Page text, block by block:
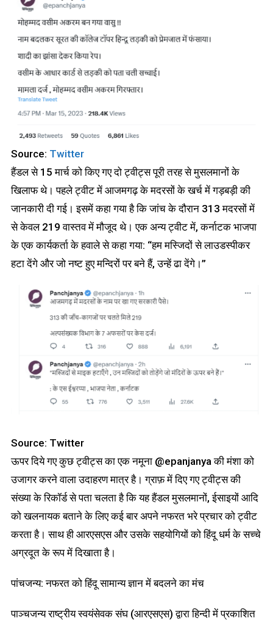
Source: Twitter
हैंडल से 15 मार्च को किए गए दो ट्वीट्स पूरी तरह से मुसलमानों के
खिलाफ थे। पहले ट्वीट में आजमगढ़ के मदरसों के खर्च में गड़बड़ी की
जानकारी दी गई। इसमें कहा गया है कि जांच के दौरान 313 मदरसों में
से केवल 219 वास्तव में मौजूद थे। एक अन्य ट्वीट में, कर्नाटक भाजपा
के एक कार्यकर्ता के हवाले से कहा गया: “हम मस्जिदों से लाउडस्पीकर
हटा देंगे और जो नष्ट हुए मन्दिरों पर बने हैं, उन्हें ढा देंगे।”
Source: Twitter
ऊपर दिये गए कुछ ट्वीट्स का एक नमूना @epanjanya की मंशा को
उजागर करने वाला उदाहरण मात्र है। ग्राफ़ में दिए गए ट्वीट्स की
संख्या के रिकॉर्ड से पता चलता है कि यह हैंडल मुसलमानों, ईसाइयों आदि
को खलनायक बताने के लिए कई बार अपने नफरत भरे प्रचार को ट्वीट
करता है। साथ ही आरएसएस और उसके सहयोगियों को हिंदू धर्म के सच्चे
अग्रदूत के रूप में दिखाता है।
पांचजन्य: नफरत को हिंदू सामान्य ज्ञान में बदलने का मंच
पाञ्चजन्य राष्ट्रीय स्वयंसेवक संघ (आरएसएस) द्वारा हिन्दी में प्रकाशित